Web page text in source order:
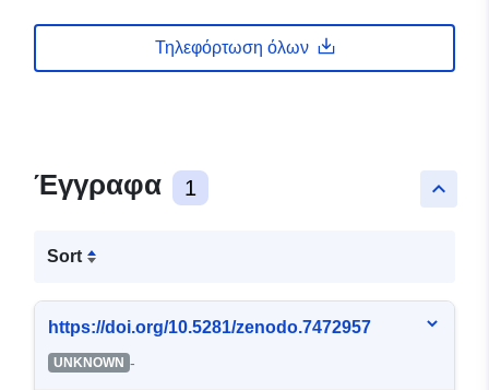
Τηλεφόρτωση όλων
keyboard_arrow_up
Έγγραφα 1
Sort
https://doi.org/10.5281/zenodo.7472957
UNKNOWN -